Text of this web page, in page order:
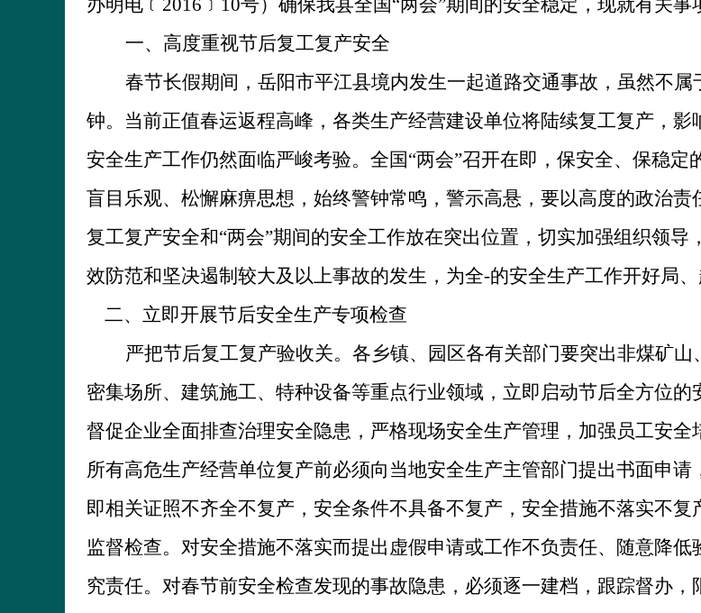
办明电 ﹝ 2016 ﹞ 10号） 确保我县全国“两会”期间的安全稳定，现就有关事
一、高度重视节后复工复产安全
春节长假期间，岳阳市平江县境内发生一起道路交通事故，虽然不
钟。当前正值春运返程高峰，各类生产经营建设单位将陆续复工复产，
安全生产工作仍然面临严峻考验。全国“两会”召开在即，保安全、保稳
盲目乐观、松懈麻痹思想，始终警钟常鸣，警示高悬，要以高度的政治
复工复产安全和“两会”期间的安全工作放在突出位置，切实加强组织领
效防范和坚决遏制较大及以上事故的发生，为全-的安全生产工作开好局
二、立即开展节后安全生产专项检查
严把节后复工复产验收关。各乡镇、园区各有关部门要突出非煤矿
密集场所、建筑施工、特种设备等重点行业领域，立即启动节后全方位
督促企业全面排查治理安全隐患，严格现场安全生产管理，加强员工安全
所有高危生产经营单位复产前必须向当地安全生产主管部门提出书面申请
即相关证照不齐全不复产，安全条件不具备不复产，安全措施不落实不
监督检查。对安全措施不落实而提出虚假申请或工作不负责任、随意降
究责任。对春节前安全检查发现的事故隐患，必须逐一建档，跟踪督办，